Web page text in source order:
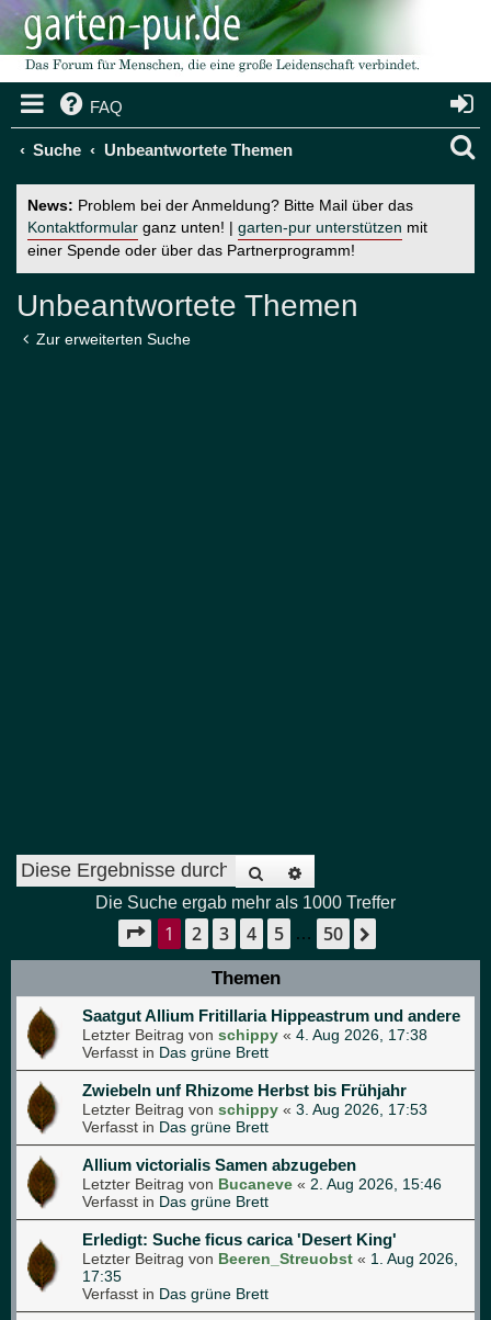
FAQ
Suche Unbeantwortete Themen
News: Problem bei der Anmeldung? Bitte Mail über das
Kontaktformular ganz unten! | garten-pur unterstützen mit
einer Spende oder über das Partnerprogramm!
Unbeantwortete Themen
Zur erweiterten Suche
Suche
Die Suche ergab mehr als 1000 Treffer
Seite 1von 50
1 2 3 4 5 … 50
Themen
Saatgut Allium Fritillaria Hippeastrum und andere
Letzter Beitrag von schippy « 4. Aug 2026, 17:38
Verfasst in Das grüne Brett
Zwiebeln unf Rhizome Herbst bis Frühjahr
Letzter Beitrag von schippy « 3. Aug 2026, 17:53
Verfasst in Das grüne Brett
Allium victorialis Samen abzugeben
Letzter Beitrag von Bucaneve « 2. Aug 2026, 15:46
Verfasst in Das grüne Brett
Erledigt: Suche ficus carica 'Desert King'
Letzter Beitrag von Beeren_Streuobst « 1. Aug 2026,
17:35
Verfasst in Das grüne Brett